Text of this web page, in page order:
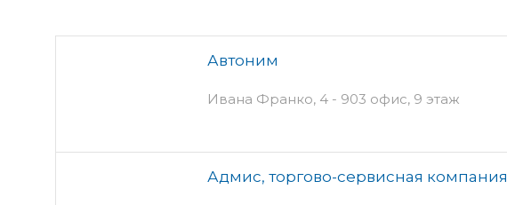
Автоним
Ивана Франко, 4 - 903 офис, 9 этаж
Адмис, торгово-сервисная компания